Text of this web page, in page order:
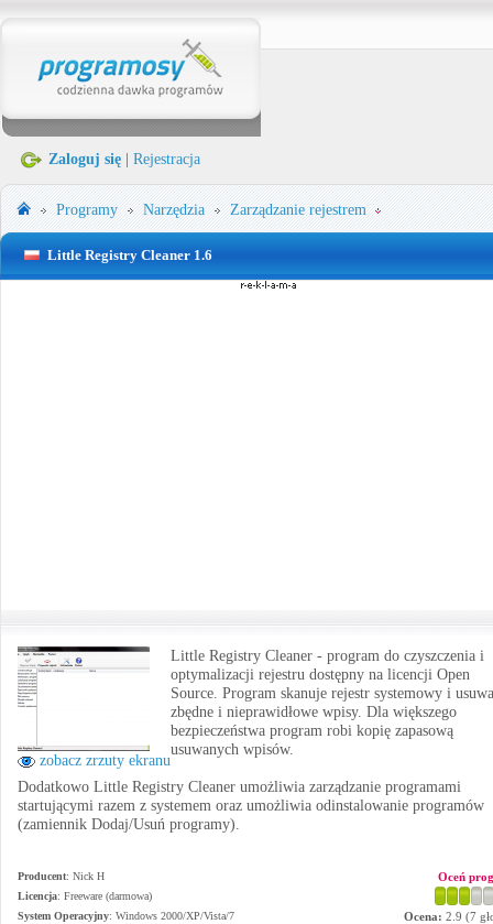
Zaloguj się Rejestracja
Programy Narzędzia Zarządzanie rejestrem
Little Registry Cleaner 1.6
zobacz zrzuty ekranu
Little Registry Cleaner - program do czyszczenia i
optymalizacji rejestru dostępny na licencji Open
Source. Program skanuje rejestr systemowy i usuwa
zbędne i nieprawidłowe wpisy. Dla większego
bezpieczeństwa program robi kopię zapasową
usuwanych wpisów.
Dodatkowo Little Registry Cleaner umożliwia zarządzanie programami
startującymi razem z systemem oraz umożliwia odinstalowanie programów
(zamiennik Dodaj/Usuń programy).
Producent: Nick H
Licencja: Freeware (darmowa)
System Operacyjny: Windows 2000/XP/Vista/7
Oceń
Ocena: 2.9 (7